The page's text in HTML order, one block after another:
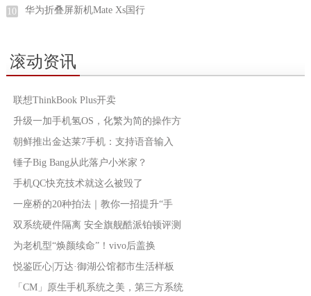
10 华为折叠屏新机Mate Xs国行
滚动资讯
联想ThinkBook Plus开卖
升级一加手机氢OS，化繁为简的操作方
朝鲜推出金达莱7手机：支持语音输入
锤子Big Bang从此落户小米家？
手机QC快充技术就这么被毁了
一座桥的20种拍法｜教你一招提升“手
双系统硬件隔离 安全旗舰酷派铂顿评测
为老机型“焕颜续命”！vivo后盖换
悦鉴匠心|万达·御湖公馆都市生活样板
「CM」原生手机系统之美，第三方系统